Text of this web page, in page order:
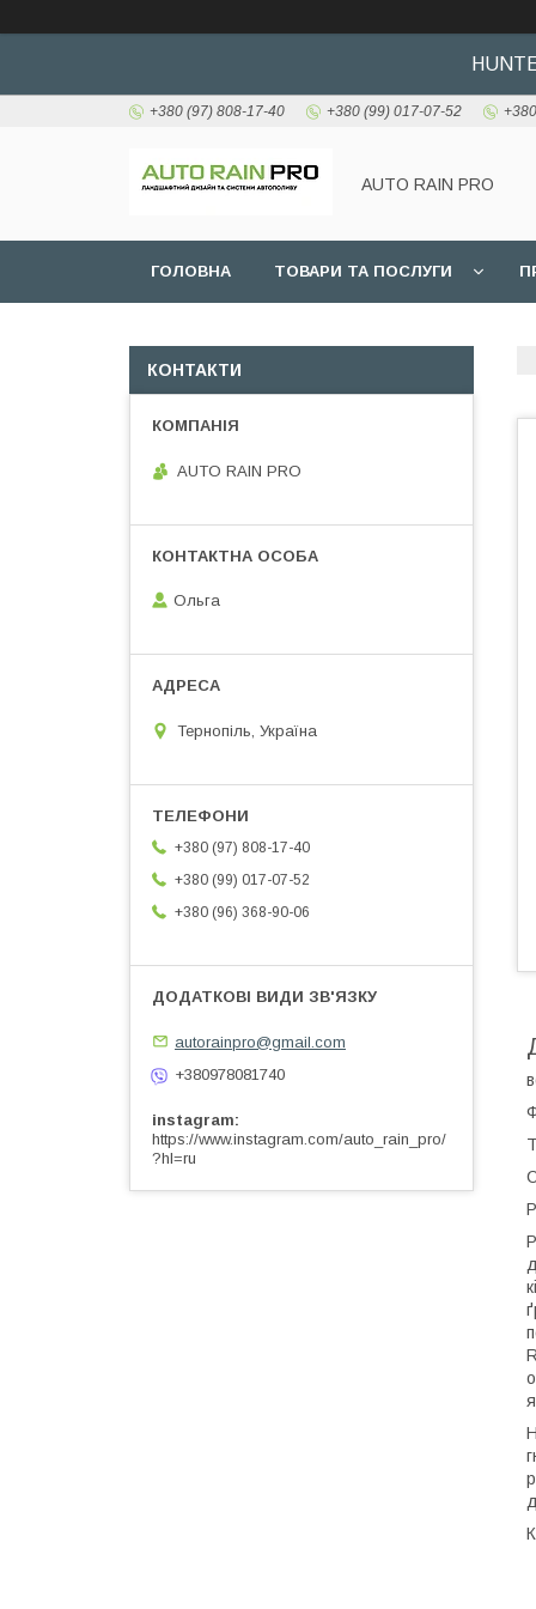
+380 (97) 808-17-40 +380 (99) 017-07-52
AUTO RAIN PRO
ГОЛОВНА ТОВАРИ ТА ПОСЛУГИ
КОНТАКТИ
AUTO RAIN PRO
Ольга
Тернопіль, Україна
+380 (97) 808-17-40
+380 (99) 017-07-52
+380 (96) 368-90-06
autorainpro@gmail.com
+380978081740
instagram
https://www.instagram.com/auto_rain_pro/
?hl=ru